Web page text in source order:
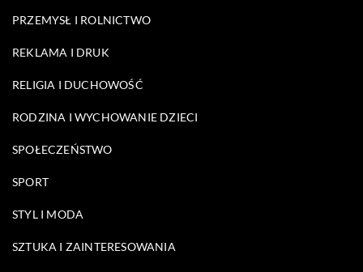
PRZEMYSŁ I ROLNICTWO
REKLAMA I DRUK
RELIGIA I DUCHOWOŚĆ
RODZINA I WYCHOWANIE DZIECI
SPOŁECZEŃSTWO
SPORT
STYL I MODA
SZTUKA I ZAINTERESOWANIA